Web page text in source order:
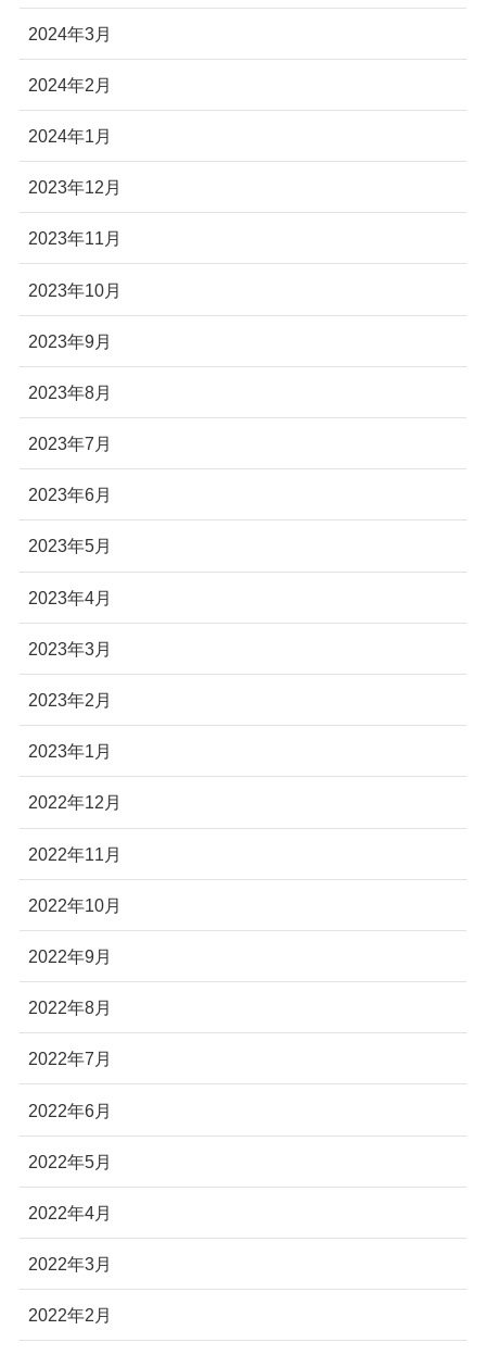
2024年3月
2024年2月
2024年1月
2023年12月
2023年11月
2023年10月
2023年9月
2023年8月
2023年7月
2023年6月
2023年5月
2023年4月
2023年3月
2023年2月
2023年1月
2022年12月
2022年11月
2022年10月
2022年9月
2022年8月
2022年7月
2022年6月
2022年5月
2022年4月
2022年3月
2022年2月